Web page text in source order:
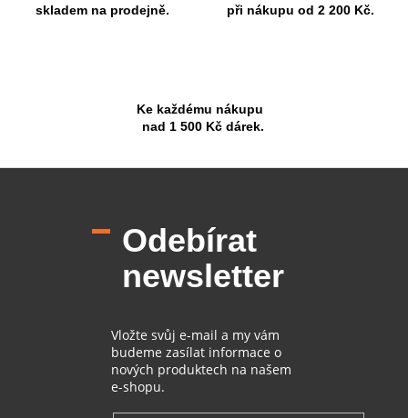
skladem na prodejně.
při nákupu od 2 200 Kč.
Ke každému nákupu
nad 1 500 Kč dárek.
Odebírat
newsletter
Vložte svůj e-mail a my vám
budeme zasílat informace o
nových produktech na našem
e-shopu.